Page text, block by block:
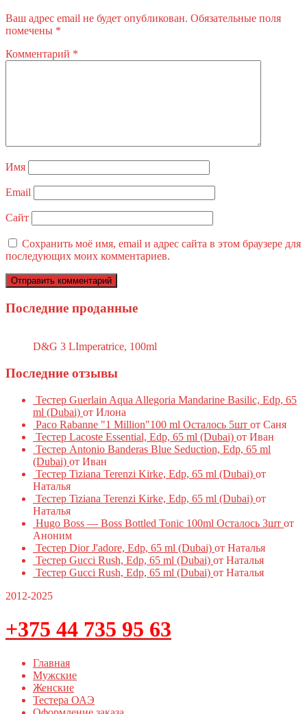
Ваш адрес email не будет опубликован. Обязательные поля
помечены *
Комментарий *
Имя
Email
Сайт
Сохранить моё имя, email и адрес сайта в этом браузере для
последующих моих комментариев.
Последние проданные
D&G 3 LImperatrice, 100ml
Последние отзывы
Тестер Guerlain Aqua Allegoria Mandarine Basilic, Edp, 65
ml (Dubai) от Илона
Paco Rabanne "1 Million"100 ml Осталось 5шт от Саня
Тестер Lacoste Essential, Edp, 65 ml (Dubai) от Иван
Тестер Antonio Banderas Blue Seduction, Edp, 65 ml
(Dubai) от Иван
Тестер Tiziana Terenzi Kirke, Edp, 65 ml (Dubai) от
Наталья
Тестер Tiziana Terenzi Kirke, Edp, 65 ml (Dubai) от
Наталья
Hugo Boss — Boss Bottled Tonic 100ml Осталось 3шт от
Аноним
Тестер Dior J'adore, Edp, 65 ml (Dubai) от Наталья
Тестер Gucci Rush, Edp, 65 ml (Dubai) от Наталья
Тестер Gucci Rush, Edp, 65 ml (Dubai) от Наталья
2012-2025
+375 44 735 95 63
Главная
Мужские
Женские
Тестера ОАЭ